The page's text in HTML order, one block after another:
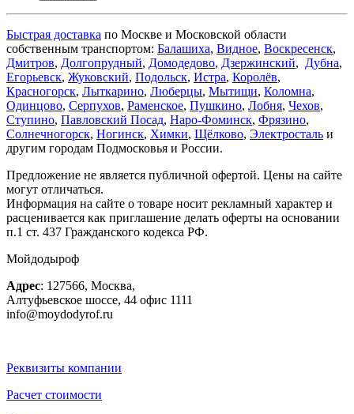
Быстрая доставка по Москве и Московской области
собственным транспортом: Балашиха, Видное, Воскресенск,
Дмитров, Долгопрудный, Домодедово, Дзержинский, Дубна,
Егорьевск, Жуковский, Подольск, Истра, Королёв,
Красногорск, Лыткарино, Люберцы, Мытищи, Коломна,
Одинцово, Серпухов, Раменское, Пушкино, Лобня, Чехов,
Ступино, Павловский Посад, Наро-Фоминск, Фрязино,
Солнечногорск, Ногинск, Химки, Щёлково, Электросталь и
другим городам Подмосковья и России.
Предложение не является публичной офертой. Цены на сайте
могут отличаться.
Информация на сайте о товаре носит рекламный характер и
расценивается как приглашение делать оферты на основании
п.1 ст. 437 Гражданского кодекса РФ.
Мойдодыроф
Адрес: 127566, Москва,
Алтуфьевское шоссе, 44 офис 1111
info@moydodyrof.ru
Реквизиты компании
Расчет стоимости